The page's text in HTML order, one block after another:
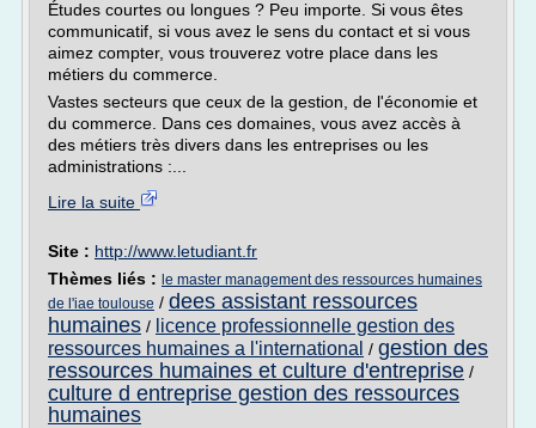
Études courtes ou longues ? Peu importe. Si vous êtes
communicatif, si vous avez le sens du contact et si vous
aimez compter, vous trouverez votre place dans les
métiers du commerce.
Vastes secteurs que ceux de la gestion, de l'économie et
du commerce. Dans ces domaines, vous avez accès à
des métiers très divers dans les entreprises ou les
administrations :...
Lire la suite
Site : http://www.letudiant.fr
Thèmes liés : le master management des ressources humaines
de l'iae toulouse / dees assistant ressources
humaines / licence professionnelle gestion des
ressources humaines a l'international / gestion des
ressources humaines et culture d'entreprise /
culture d entreprise gestion des ressources
humaines